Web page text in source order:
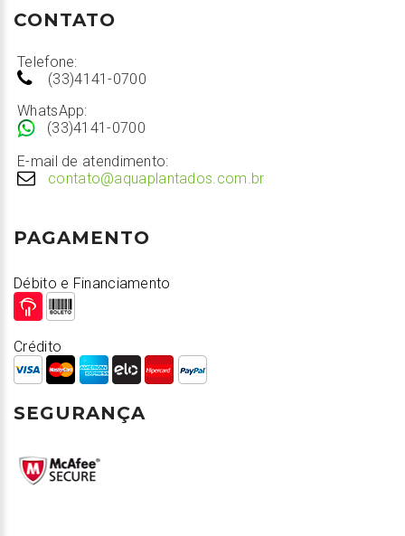
CONTATO
Telefone:
(33)4141-0700
WhatsApp:
(33)4141-0700
E-mail de atendimento:
contato@aquaplantados.com.br
PAGAMENTO
Débito e Financiamento
Crédito
SEGURANÇA